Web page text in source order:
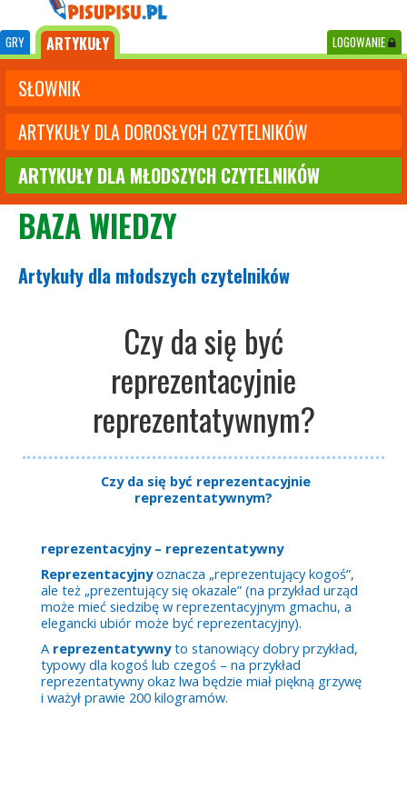
GRY ARTYKUŁY LOGOWANIE
SŁOWNIK
ARTYKUŁY DLA DOROSŁYCH CZYTELNIKÓW
ARTYKUŁY DLA MŁODSZYCH CZYTELNIKÓW
BAZA WIEDZY
Artykuły dla młodszych czytelników
Czy da się być
reprezentacyjnie
reprezentatywnym?
Czy da się być reprezentacyjnie
reprezentatywnym?
reprezentacyjny – reprezentatywny
Reprezentacyjnyoznacza „reprezentujący kogoś”,
ale też „prezentujący się okazale” (na przykład urząd
może mieć siedzibę w reprezentacyjnym gmachu, a
elegancki ubiór może być reprezentacyjny).
A reprezentatywnyto stanowiący dobry przykład,
typowy dla kogoś lub czegoś – na przykład
reprezentatywny okaz lwa będzie miał piękną grzywę
i ważył prawie 200 kilogramów.